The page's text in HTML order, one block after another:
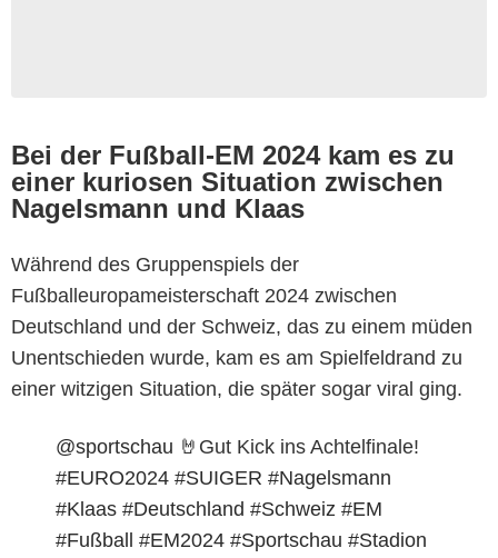
Bei der Fußball-EM 2024 kam es zu
einer kuriosen Situation zwischen
Nagelsmann und Klaas
Während des Gruppenspiels der
Fußballeuropameisterschaft 2024 zwischen
Deutschland und der Schweiz, das zu einem müden
Unentschieden wurde, kam es am Spielfeldrand zu
einer witzigen Situation, die später sogar viral ging.
@sportschau 🤘Gut Kick ins Achtelfinale!
#EURO2024 #SUIGER #Nagelsmann
#Klaas #Deutschland #Schweiz #EM
#Fußball #EM2024 #Sportschau #Stadion